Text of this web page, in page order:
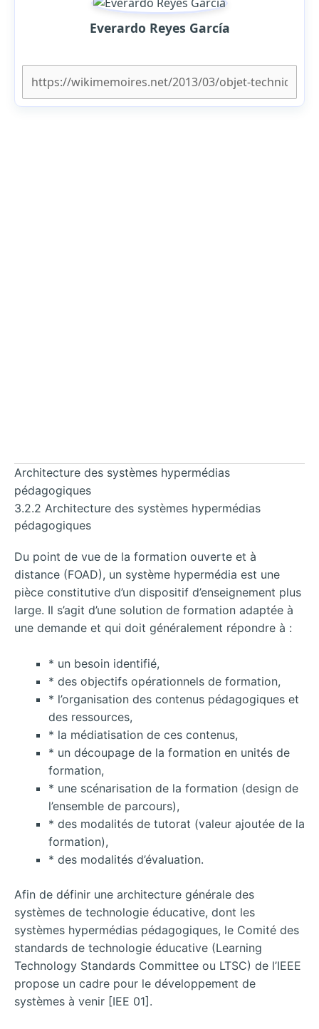
Everardo Reyes García
Architecture des systèmes hypermédias
pédagogiques
3.2.2 Architecture des systèmes hypermédias
pédagogiques
Du point de vue de la formation ouverte et à
distance (FOAD), un système hypermédia est une
pièce constitutive d’un dispositif d’enseignement plus
large. Il s’agit d’une solution de formation adaptée à
une demande et qui doit généralement répondre à :
* un besoin identifié,
* des objectifs opérationnels de formation,
* l’organisation des contenus pédagogiques et
des ressources,
* la médiatisation de ces contenus,
* un découpage de la formation en unités de
formation,
* une scénarisation de la formation (design de
l’ensemble de parcours),
* des modalités de tutorat (valeur ajoutée de la
formation),
* des modalités d’évaluation.
Afin de définir une architecture générale des
systèmes de technologie éducative, dont les
systèmes hypermédias pédagogiques, le Comité des
standards de technologie éducative (Learning
Technology Standards Committee ou LTSC) de l’IEEE
propose un cadre pour le développement de
systèmes à venir [IEE 01].